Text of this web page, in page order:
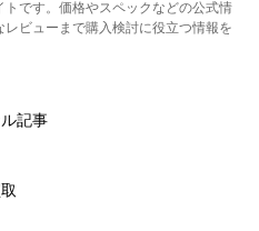
です。価格やスペックなどの公式情
ビューまで購入検討に役立つ情報を
記事